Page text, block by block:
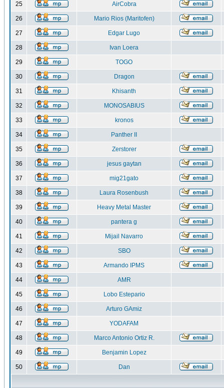
25 AirCobra
26 Mario Rios (Maritofen)
27 Edgar Lugo
28 Ivan Loera
29 TOGO
30 Dragon
31 Khisanth
32 MONOSABIUS
33 kronos
34 Panther II
35 Zerstorer
36 jesus gaytan
37 mig21gato
38 Laura Rosenbush
39 Heavy Metal Master
40 pantera g
41 Mijail Navarro
42 SBO
43 Armando IPMS
44 AMR
45 Lobo Estepario
46 Arturo GAmiz
47 YODAFAM
48 Marco Antonio Ortiz R.
49 Benjamin Lopez
50 Dan